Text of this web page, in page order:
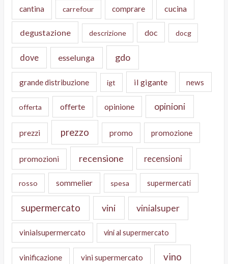
cantina carrefour comprare cucina
degustazione descrizione doc docg
dove esselunga gdo
grande distribuzione igt il gigante news
offerta offerte opinione opinioni
prezzi prezzo promo promozione
promozioni recensione recensioni
rosso sommelier spesa supermercati
supermercato vini vinialsuper
vinialsupermercato vini al supermercato
vinificazione vini supermercato vino